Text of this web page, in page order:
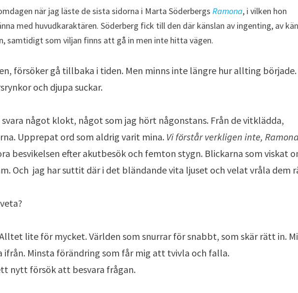
när jag läste de sista sidorna i Marta SöderbergsRamona, i vilken hon
med huvudkaraktären. Söderberg fick till den där känslan av ingenting, av
samtidigt som viljan finns att gå in men inte hitta vägen.
försöker gå tillbaka i tiden. Men minns inte längre hur allting började.
och djupa suckar.
något klokt, något som jag hört någonstans. Från de vitklädda,
Upprepat ord som aldrig varit mina. Vi förstår verkligen inte,
besvikelsen efter akutbesök och femton stygn. Blickarna som viskat
Och jag har suttit där i det bländande vita ljuset och velat vråla dem
lite för mycket. Världen som snurrar för snabbt, som skär rätt in.
ifrån. Minsta förändring som får mig att tvivla och falla.
nytt försök att besvara frågan.